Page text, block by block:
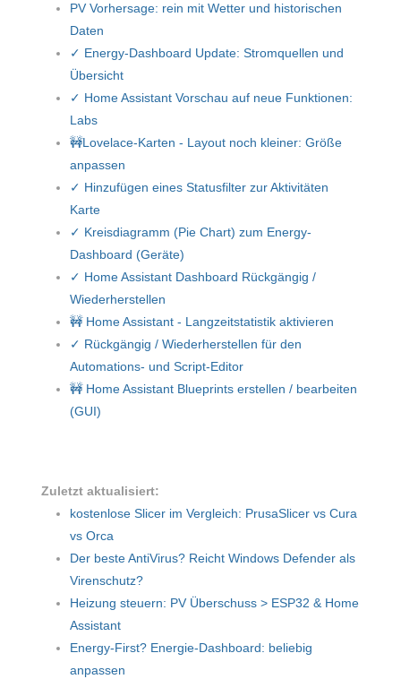
PV Vorhersage: rein mit Wetter und historischen
Daten
✓ Energy-Dashboard Update: Stromquellen und
Übersicht
✓ Home Assistant Vorschau auf neue Funktionen:
Labs
🚧Lovelace-Karten - Layout noch kleiner: Größe
anpassen
✓ Hinzufügen eines Statusfilter zur Aktivitäten
Karte
✓ Kreisdiagramm (Pie Chart) zum Energy-
Dashboard (Geräte)
✓ Home Assistant Dashboard Rückgängig /
Wiederherstellen
🚧 Home Assistant - Langzeitstatistik aktivieren
✓ Rückgängig / Wiederherstellen für den
Automations- und Script-Editor
🚧 Home Assistant Blueprints erstellen / bearbeiten
(GUI)
Zuletzt aktualisiert:
kostenlose Slicer im Vergleich: PrusaSlicer vs Cura
vs Orca
Der beste AntiVirus? Reicht Windows Defender als
Virenschutz?
Heizung steuern: PV Überschuss > ESP32 & Home
Assistant
Energy-First? Energie-Dashboard: beliebig
anpassen